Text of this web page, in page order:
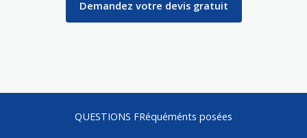
Demandez votre devis gratuit
QUESTIONS FRéquéménts posées